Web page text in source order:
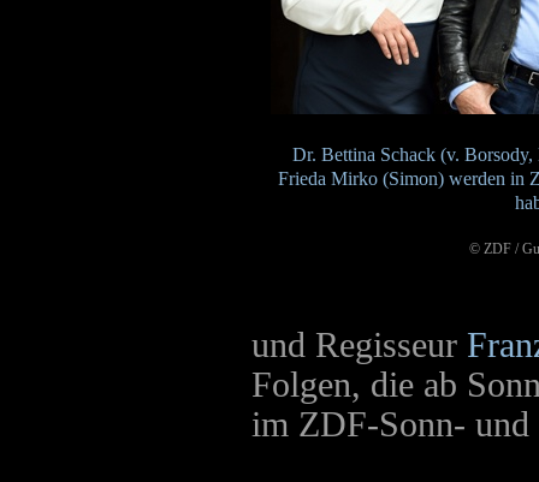
Dr. Bettina Schack (v.
Frieda Mirko (Simon) werden in
© ZDF /
und Regisseur
Folgen, die ab
im ZDF-Sonn- und